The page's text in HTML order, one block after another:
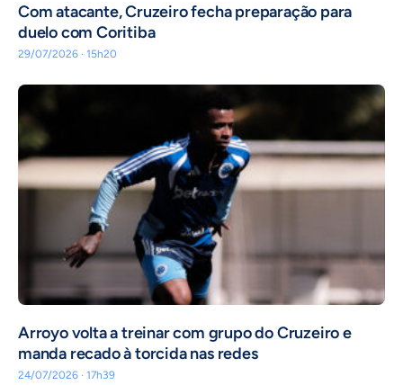
Com atacante, Cruzeiro fecha preparação para
duelo com Coritiba
29/07/2026 · 15h20
Arroyo volta a treinar com grupo do Cruzeiro e
manda recado à torcida nas redes
24/07/2026 · 17h39